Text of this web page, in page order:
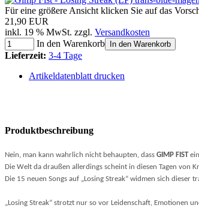
Für eine größere Ansicht klicken Sie auf das
21,90 EUR
inkl. 19 % MwSt. zzgl. Versandkosten
In den Warenkorb
In den Warenkorb
Lieferzeit: 3-4 Tage
Artikeldatenblatt drucken
Produktbeschreibung
Nein, man kann wahrlich nicht behaupten, dass GIMP FIST
Die Welt da draußen allerdings scheint in diesen Tagen von
Die 15 neuen Songs auf „Losing Streak“ widmen sich
„Losing Streak“ strotzt nur so vor Leidenschaft, Emotionen